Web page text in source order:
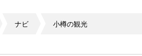
ナビ 小樽の観光